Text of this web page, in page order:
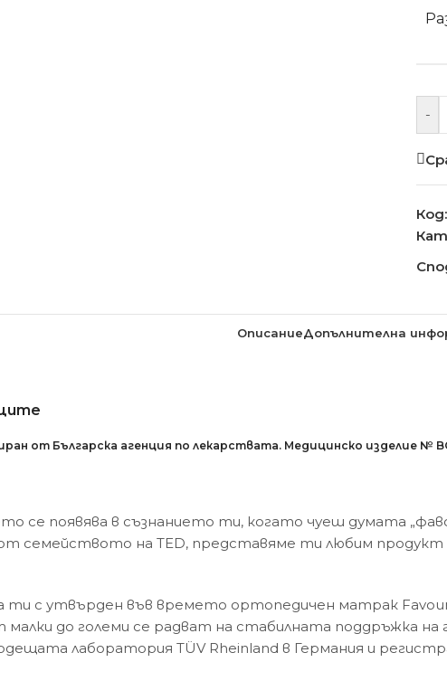
-
Код:
ОписаниеДопълнителна
от Българска агенция по лекарствата. Медицинско изделие № BG/
се появява в съзнанието ти, когато чуеш думата
семейството на TED, представяме ти любим продукт
с утвърден във времето ортопедичен матрак
до големи се радват на стабилната поддръжка
лаборатория TÜV Rheinland в Германия и